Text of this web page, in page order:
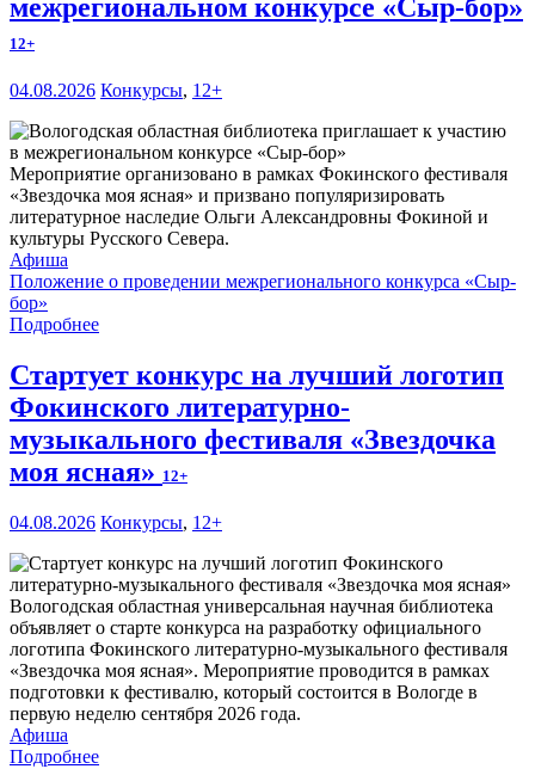
межрегиональном конкурсе «Сыр-бор»
12+
04.08.2026 Конкурсы, 12+
Мероприятие организовано в рамках Фокинского фестиваля
«Звездочка моя ясная» и призвано популяризировать
литературное наследие Ольги Александровны Фокиной и
культуры Русского Севера.
Афиша
Положение о проведении межрегионального конкурса «Сыр-
бор»
Подробнее
Стартует конкурс на лучший логотип
Фокинского литературно-
музыкального фестиваля «Звездочка
моя ясная» 12+
04.08.2026 Конкурсы, 12+
Вологодская областная универсальная научная библиотека
объявляет о старте конкурса на разработку официального
логотипа Фокинского литературно-музыкального фестиваля
«Звездочка моя ясная». Мероприятие проводится в рамках
подготовки к фестивалю, который состоится в Вологде в
первую неделю сентября 2026 года.
Афиша
Подробнее